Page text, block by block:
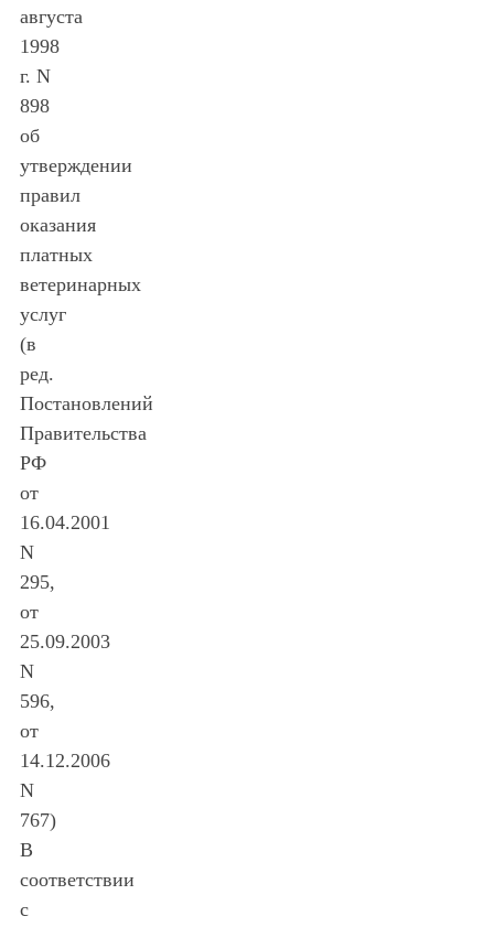
августа
1998
г. N
898
об
утверждении
правил
оказания
платных
ветеринарных
услуг
(в
ред.
Постановлений
Правительства
РФ
от
16.04.2001
N
295,
от
25.09.2003
N
596,
от
14.12.2006
N
767)
В
соответствии
с